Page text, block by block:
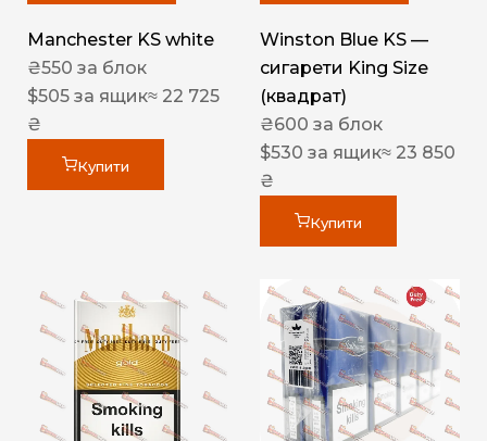
Manchester KS white
₴550 за блок
$505 за ящик≈ 22 725
₴
Купити
Winston Blue KS —
сигарети King Size
(квадрат)
₴600 за блок
$530 за ящик≈ 23 850
₴
Купити